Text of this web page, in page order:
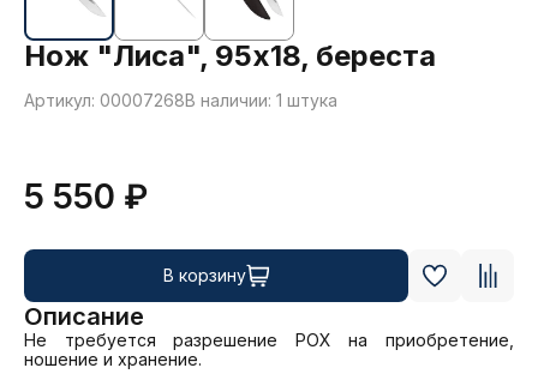
Нож "Лиса", 95х18, береста
Артикул: 00007268В наличии: 1 штука
5 550 ₽
В корзину
Описание
Не требуется разрешение РОХ на приобретение,
ношение и хранение.